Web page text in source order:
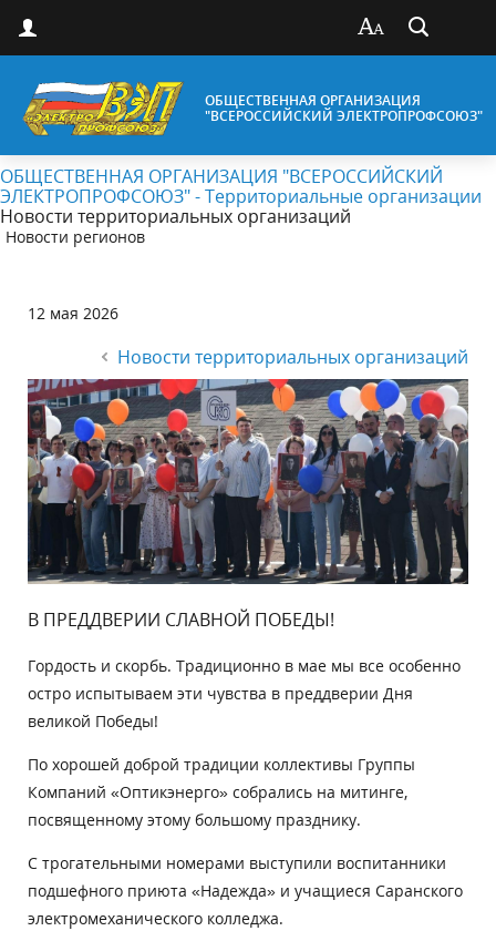
ОБЩЕСТВЕННАЯ ОРГАНИЗАЦИЯ
"ВСЕРОССИЙСКИЙ ЭЛЕКТРОПРОФСОЮЗ"
ОБЩЕСТВЕННАЯ ОРГАНИЗАЦИЯ "ВСЕРОССИЙСКИЙ
ЭЛЕКТРОПРОФСОЮЗ" - Территориальные организации
Новости территориальных организаций
Новости регионов
12 мая 2026
Новости территориальных организаций
В ПРЕДДВЕРИИ СЛАВНОЙ ПОБЕДЫ!
Гордость и скорбь. Традиционно в мае мы все особенно
остро испытываем эти чувства в преддверии Дня
великой Победы!
По хорошей доброй традиции коллективы Группы
Компаний «Оптикэнерго» собрались на митинге,
посвященному этому большому празднику.
С трогательными номерами выступили воспитанники
подшефного приюта «Надежда» и учащиеся Саранского
электромеханического колледжа.